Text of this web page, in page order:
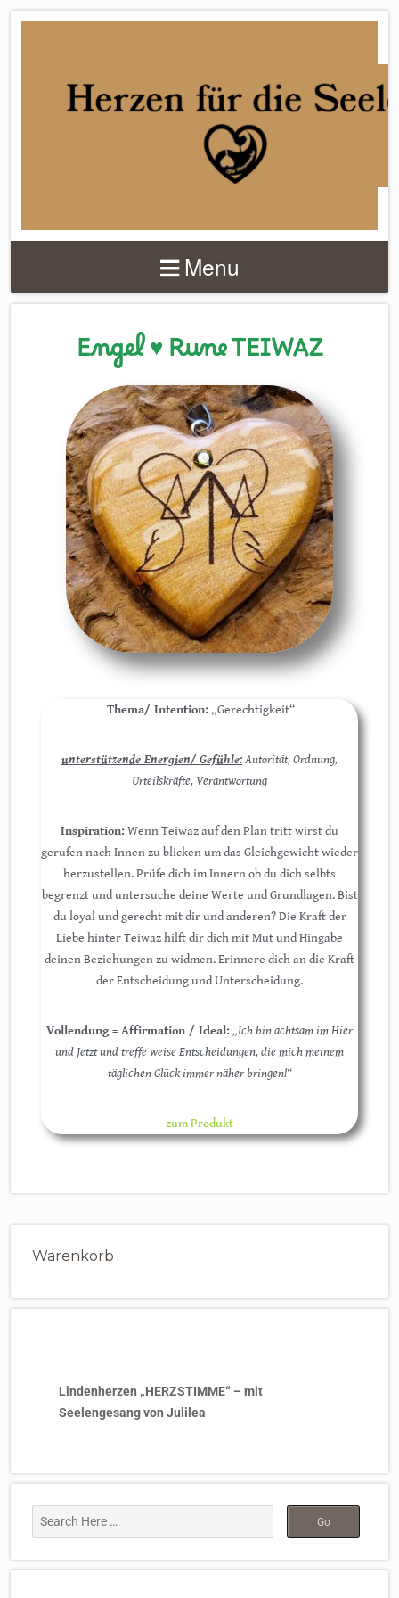
HERZENMACHER
Menu
Engel ♥ Rune TEIWAZ
Thema/ Intention:„Gerechtigkeit“
unterstützende Energien/ Gefühle:Autorität, Ordnung,
Urteilskräfte, Verantwortung
Inspiration:Wenn Teiwaz auf den Plan tritt wirst du
gerufen nach Innen zu blicken um das Gleichgewicht wieder
herzustellen. Prüfe dich im Innern ob du dich selbts
begrenzt und untersuche deine Werte und Grundlagen. Bist
du loyal und gerecht mit dir und anderen? Die Kraft der
Liebe hinter Teiwaz hilft dir dich mit Mut und Hingabe
deinen Beziehungen zu widmen. Erinnere dich an die Kraft
der Entscheidung und Unterscheidung.
Vollendung = Affirmation / Ideal:„Ich bin achtsam im Hier
und Jetzt und treffe weise Entscheidungen, die mich meinem
täglichen Glück immer näher bringen!“
zum Produkt
Warenkorb
Lindenherzen „HERZSTIMME“ – mit
Seelengesang von Julilea